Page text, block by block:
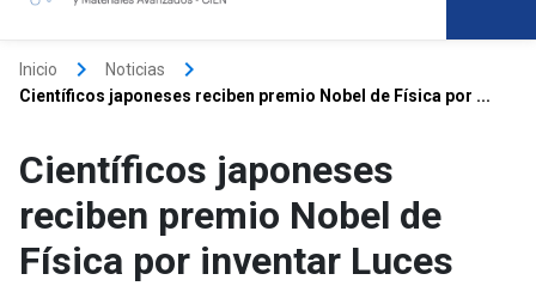
Inicio keyboard_arrow_right Noticias keyboard_arrow_right
Científicos japoneses reciben premio Nobel de Física por ...
Científicos japoneses
reciben premio Nobel de
Física por inventar Luces